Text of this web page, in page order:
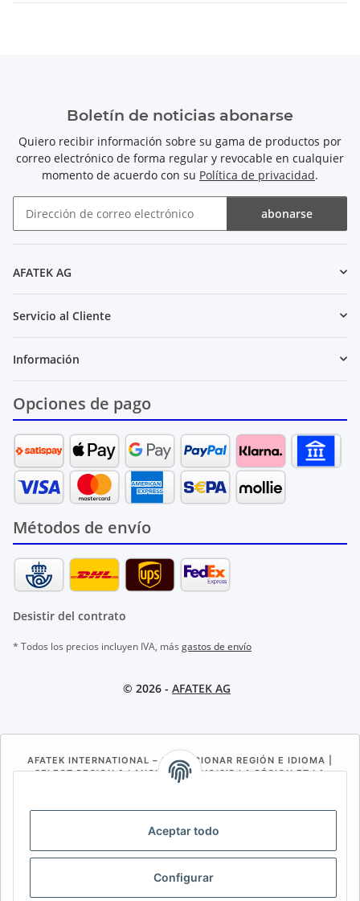
Aceptar todo
Configurar
Boletín de noticias abonarse
Quiero recibir información sobre su gama de productos por
correo electrónico de forma regular y revocable en cualquier
momento de acuerdo con su Política de privacidad.
abonarse
AFATEK AG
Servicio al Cliente
Información
Opciones de pago
Métodos de envío
Desistir del contrato
* Todos los precios incluyen IVA, más gastos de envío
© 2026 - AFATEK AG
AFATEK INTERNATIONAL – SELECCIONAR REGIÓN E IDIOMA |
SELECT REGION & LANGUAGE | CHOISIR LA RÉGION ET LA
LANGUE
ES